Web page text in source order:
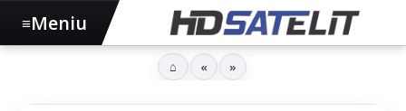
≡Meniu
⌂ « »